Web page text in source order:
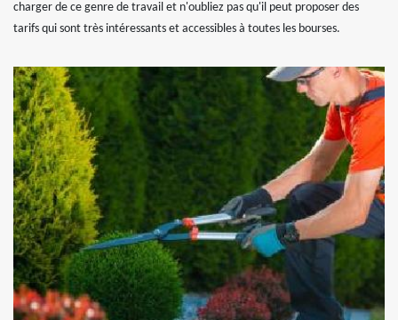
charger de ce genre de travail et n'oubliez pas qu'il peut proposer des
tarifs qui sont très intéressants et accessibles à toutes les bourses.